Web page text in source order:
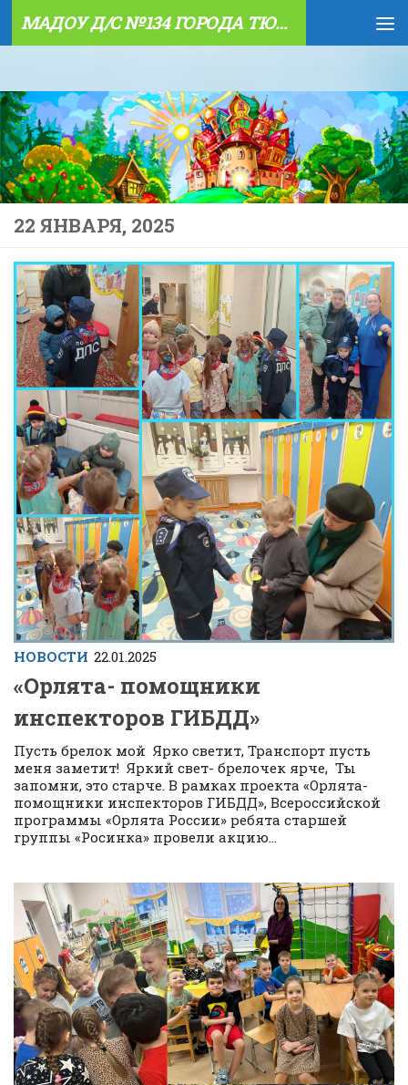
Skip to content МАДОУ Д/С №134 ГОРОДА ТЮМЕНИ
22 ЯНВАРЯ, 2025
НОВОСТИ 22.01.2025
«Орлята- помощники
инспекторов ГИБДД»
Пусть брелок мой Ярко светит, Транспорт пусть
меня заметит! Яркий свет- брелочек ярче, Ты
запомни, это старче. В рамках проекта «Орлята-
помощники инспекторов ГИБДД», Всероссийской
программы «Орлята России» ребята старшей
группы «Росинка» провели акцию...